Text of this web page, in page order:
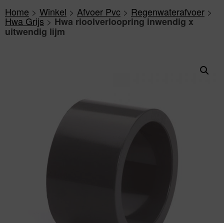
Home > Winkel > Afvoer Pvc > Regenwaterafvoer >
Hwa Grijs>Hwa rioolverloopring inwendig x
uitwendig lijm